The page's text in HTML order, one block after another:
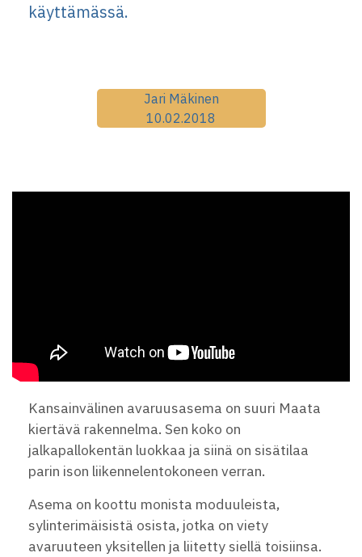
käyttämässä.
Jari Mäkinen
10.02.2018
Kansainvälinen avaruusasema on suuri Maata
kiertävä rakennelma. Sen koko on
jalkapallokentän luokkaa ja siinä on sisätilaa
parin ison liikennelentokoneen verran.
Asema on koottu monista moduuleista,
sylinterimäisistä osista, jotka on viety
avaruuteen yksitellen ja liitetty siellä toisiinsa.